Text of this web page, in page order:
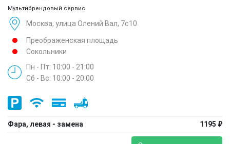
Мультибрендовый сервис
Москва, улица Олений Вал, 7с10
Преображенская площадь
Сокольники
Пн - Пт: 10:00 - 21:00
Сб - Вс: 10:00 - 20:00
Фара, левая - замена 1195 ₽